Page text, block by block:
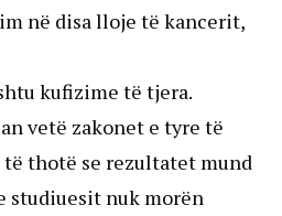
në disa lloje të kancerit,
kufizime të tjera.
vetë zakonet e tyre të
të thotë se rezultatet mund
studiuesit nuk morën